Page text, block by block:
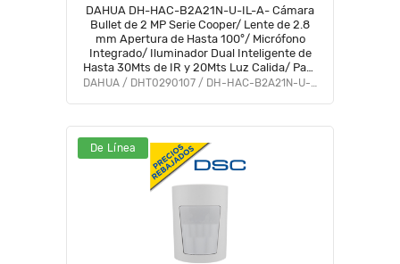
DAHUA DH-HAC-B2A21N-U-IL-A- Cámara
Bullet de 2 MP Serie Cooper/ Lente de 2.8
mm Apertura de Hasta 100°/ Micrófono
Integrado/ Iluminador Dual Inteligente de
Hasta 30Mts de IR y 20Mts Luz Calida/ Para
Exterior IP67/ Metálica/ #LoNuevo #OD DAHUA / DHT0290107 / DH-HAC-B2A21N-U-IL-A
De Línea